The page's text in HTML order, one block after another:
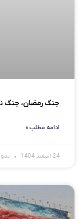
جنگ رمضان، جنگ
ادامه مطلب »
24 اسفند 1404